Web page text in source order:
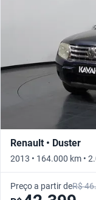
Renault • Duster
2013 • 164.000 km •
Preço a partir deR$